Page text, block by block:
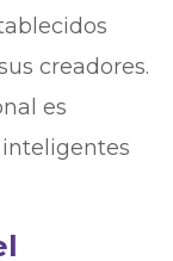
creadores.
es